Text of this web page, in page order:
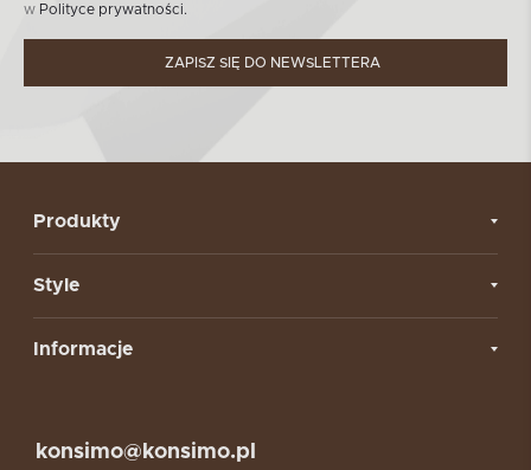
w Polityce prywatności.
ZAPISZ SIĘ DO NEWSLETTERA
Produkty
Style
Informacje
konsimo@konsimo.pl